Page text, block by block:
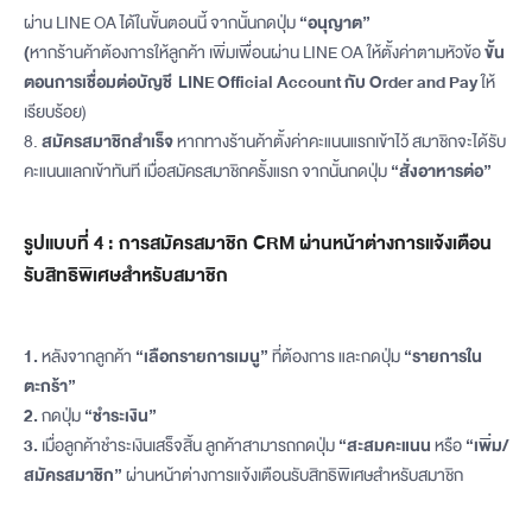
ผ่าน LINE OA ได้ในขั้นตอนนี้ จากนั้นกดปุ่ม“อนุญาต”
(หากร้านค้าต้องการให้ลูกค้า เพิ่มเพื่อนผ่าน LINE OA ให้ตั้งค่าตามหัวข้อขั้น
ตอนการเชื่อมต่อบัญชี LINE Official Account กับ Order and Payให้
เรียบร้อย)
8.สมัครสมาชิกสำเร็จหากทางร้านค้าตั้งค่าคะแนนแรกเข้าไว้ สมาชิกจะได้รับ
คะแนนแลกเข้าทันที เมื่อสมัครสมาชิกครั้งแรก จากนั้นกดปุ่ม“สั่งอาหารต่อ”
รูปแบบที่ 4 : การสมัครสมาชิก CRM ผ่านหน้าต่างการแจ้งเตือน
รับสิทธิพิเศษสำหรับสมาชิก
1.หลังจากลูกค้า “เลือกรายการเมนู”ที่ต้องการ และกดปุ่ม“รายการใน
ตะกร้า”
2.กดปุ่ม“ชำระเงิน”
3. เมื่อลูกค้าชำระเงินเสร็จสิ้น ลูกค้าสามารถกดปุ่ม“สะสมคะแนนหรือ“เพิ่ม/
สมัครสมาชิก”ผ่านหน้าต่างการแจ้งเตือนรับสิทธิพิเศษสำหรับสมาชิก